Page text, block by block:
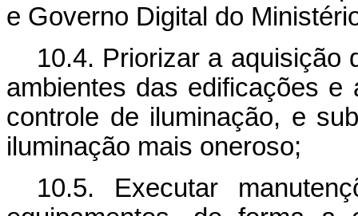
e Governo Digital do
10.4. Priorizar a aquisição
ambientes das edificações e
controle de iluminação, e
iluminação mais oneroso;
10.5. Executar